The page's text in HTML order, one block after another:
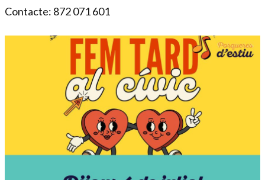
Contacte: 872 071 601